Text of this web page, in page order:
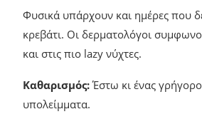
Φυσικά υπάρχουν και ημέρες που
κρεβάτι. Οι δερματολόγοι
και στις πιο lazy νύχτες.
Καθαρισμός:Έστω κι ένας
υπολείμματα.